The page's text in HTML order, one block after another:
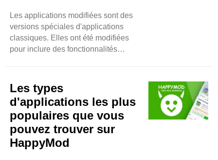
Les applications modifiées sont des
versions spéciales d'applications
classiques. Elles ont été modifiées
pour inclure des fonctionnalités
débloquer des éléments gratuitement.
Les gens aiment les applications
modifiées car elles offrent des
expériences plus amusantes ou
meilleures. Pourquoi les gens
s'intéressent-ils aux applications
modifiées ? De ..
Les types
d'applications les plus
populaires que vous
pouvez trouver sur
HappyMod